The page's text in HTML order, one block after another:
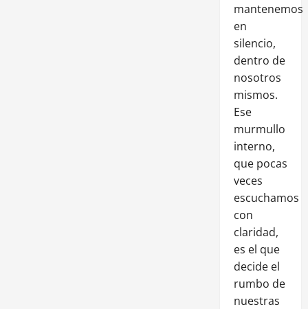
mantenemos
en
silencio,
dentro de
nosotros
mismos.
Ese
murmullo
interno,
que pocas
veces
escuchamos
con
claridad,
es el que
decide el
rumbo de
nuestras